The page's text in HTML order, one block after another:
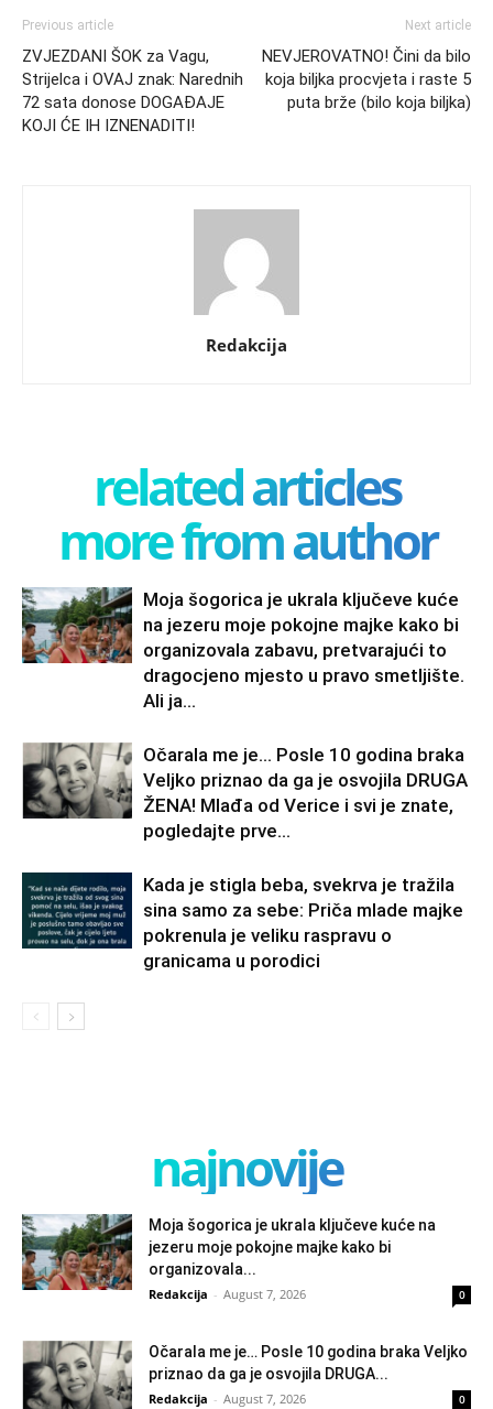
Previous article
ZVJEZDANI ŠOK za Vagu,
Strijelca i OVAJ znak: Narednih
72 sata donose DOGAĐAJE
KOJI ĆE IH IZNENADITI!
Next article
NEVJEROVATNO! Čini da bilo
koja biljka procvjeta i raste 5
puta brže (bilo koja biljka)
Redakcija
related articles
more from author
Moja šogorica je ukrala ključeve kuće
na jezeru moje pokojne majke kako bi
organizovala zabavu, pretvarajući to
dragocjeno mjesto u pravo smetljište.
Ali ja...
Očarala me je… Posle 10 godina braka
Veljko priznao da ga je osvojila DRUGA
ŽENA! Mlađa od Verice i svi je znate,
pogledajte prve...
Kada je stigla beba, svekrva je tražila
sina samo za sebe: Priča mlade majke
pokrenula je veliku raspravu o
granicama u porodici
najnovije
Moja šogorica je ukrala ključeve kuće na
jezeru moje pokojne majke kako bi
organizovala...
Redakcija - August 7, 2026 0
Očarala me je… Posle 10 godina braka Veljko
priznao da ga je osvojila DRUGA...
Redakcija - August 7, 2026 0